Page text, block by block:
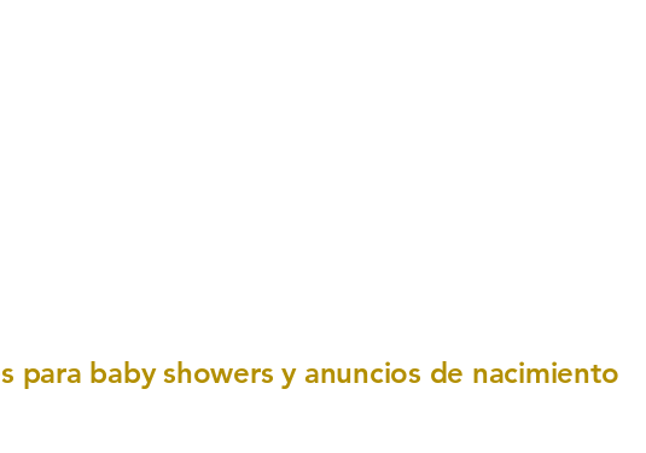
para baby showers y anuncios de nacimiento